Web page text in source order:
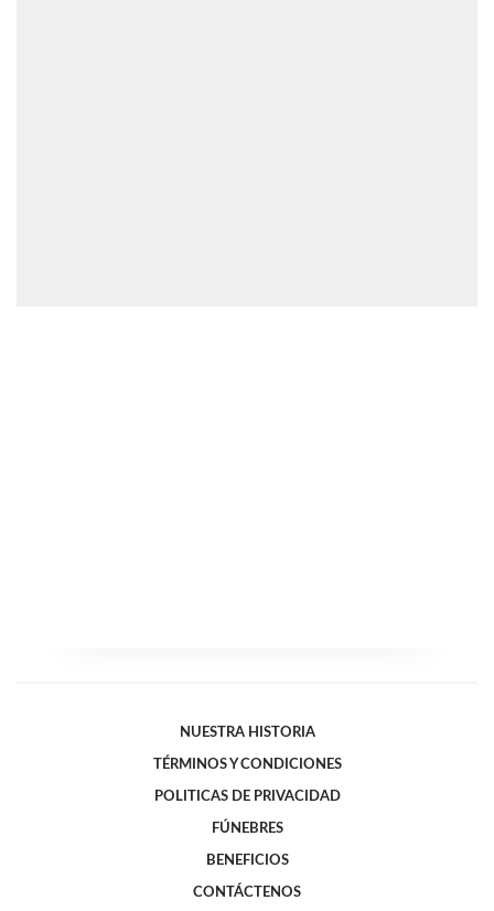
NUESTRA HISTORIA
TÉRMINOS Y CONDICIONES
POLITICAS DE PRIVACIDAD
FÚNEBRES
BENEFICIOS
CONTÁCTENOS